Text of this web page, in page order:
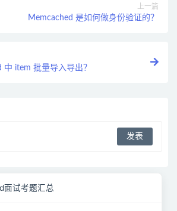
上一篇
Memcached 是如何做身份验证的？
item 批量导入导出？
面试考题汇总